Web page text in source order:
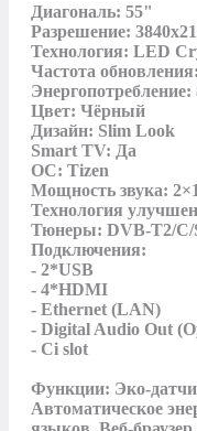
Диагональ: 55"
Разрешение:
Технология: LED
Частота
Энергопотребление:
Цвет: Чёрный
Дизайн: Slim Look
Smart TV: Да
ОС: Tizen
Мощность звука:
Технология
Тюнеры: DVB-T2/C/
Подключения:
- 2*USB
- 4*HDMI
- Ethernet (LAN)
- Digital Audio Out
- Ci slot
Функции: Эко-
Автоматическое